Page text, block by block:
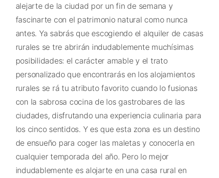
alejarte de la ciudad por un fin de semana y
fascinarte con el patrimonio natural como nunca
antes. Ya sabrás que escogiendo el alquiler de casas
rurales se tre abrirán indudablemente muchísimas
posibilidades: el carácter amable y el trato
personalizado que encontrarás en los alojamientos
rurales se rá tu atributo favorito cuando lo fusionas
con la sabrosa cocina de los gastrobares de las
ciudades, disfrutando una experiencia culinaria para
los cinco sentidos. Y es que esta zona es un destino
de ensueño para coger las maletas y conocerla en
cualquier temporada del año. Pero lo mejor
indudablemente es alojarte en una casa rural en